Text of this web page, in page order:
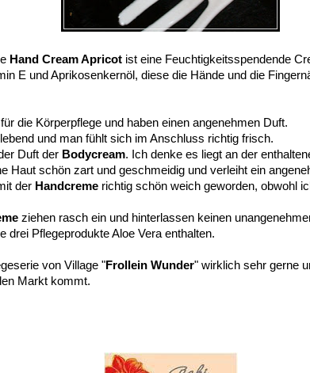
Hand Cream Apricot ist eine Feuchtigkeitsspendende
E und Aprikosenkernöl, diese die Hände und die
die Körperpflege und haben einen angenehmen Duft.
und man fühlt sich im Anschluss richtig frisch.
Duft der Bodycream. Ich denke es liegt an der
Haut schön zart und geschmeidig und verleiht ein
der Handcreme richtig schön weich geworden, obwohl
ziehen rasch ein und hinterlassen keinen
drei Pflegeprodukte Aloe Vera enthalten.
von Village "Frollein Wunder" wirklich sehr gerne
Markt kommt.